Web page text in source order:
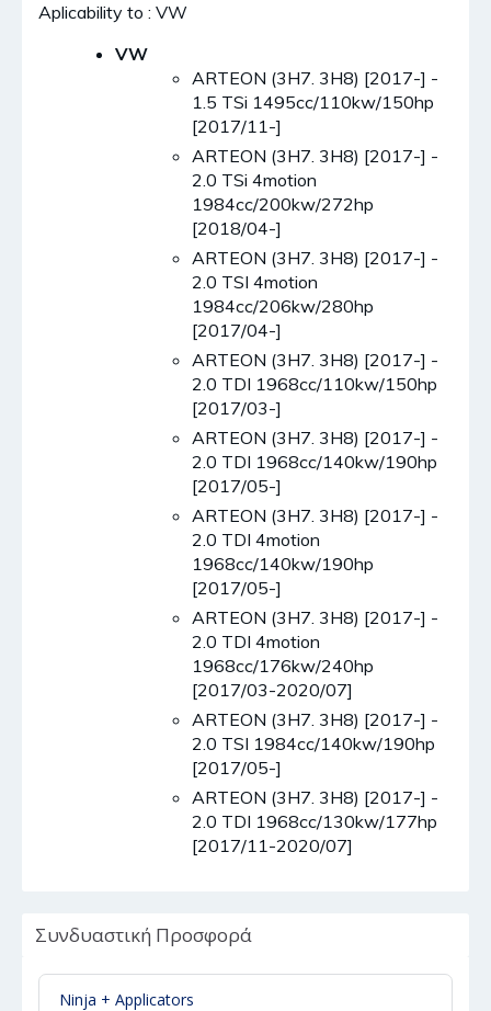
Aplicability to : VW
VW
ARTEON (3H7. 3H8) [2017-] -
1.5 TSi 1495cc/110kw/150hp
[2017/11-]
ARTEON (3H7. 3H8) [2017-] -
2.0 TSi 4motion
1984cc/200kw/272hp
[2018/04-]
ARTEON (3H7. 3H8) [2017-] -
2.0 TSI 4motion
1984cc/206kw/280hp
[2017/04-]
ARTEON (3H7. 3H8) [2017-] -
2.0 TDI 1968cc/110kw/150hp
[2017/03-]
ARTEON (3H7. 3H8) [2017-] -
2.0 TDI 1968cc/140kw/190hp
[2017/05-]
ARTEON (3H7. 3H8) [2017-] -
2.0 TDI 4motion
1968cc/140kw/190hp
[2017/05-]
ARTEON (3H7. 3H8) [2017-] -
2.0 TDI 4motion
1968cc/176kw/240hp
[2017/03-2020/07]
ARTEON (3H7. 3H8) [2017-] -
2.0 TSI 1984cc/140kw/190hp
[2017/05-]
ARTEON (3H7. 3H8) [2017-] -
2.0 TDI 1968cc/130kw/177hp
[2017/11-2020/07]
Συνδυαστική Προσφορά
Ninja + Applicators